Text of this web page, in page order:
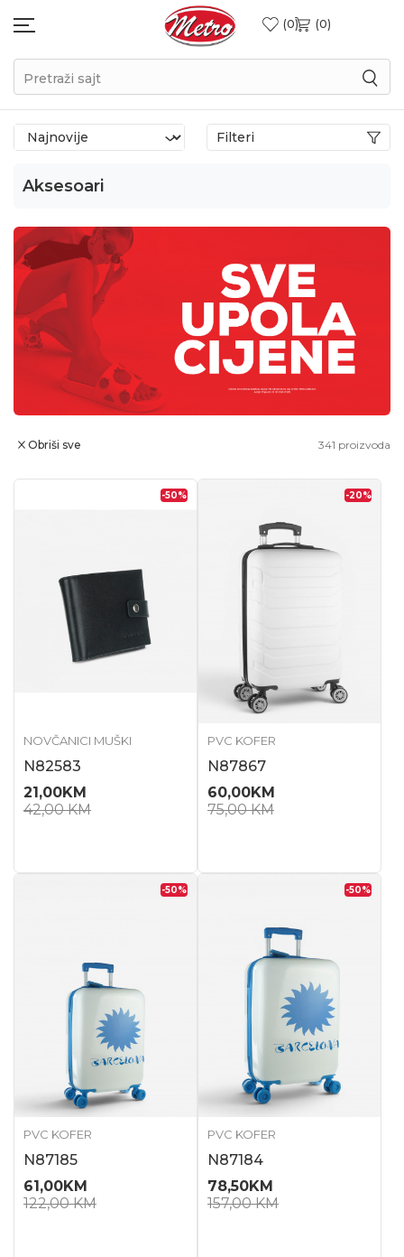
0 0
Pretraži sajt
Aksesoari
Filteri
341 proizvoda
Obriši sve
-50%
NOVČANICI MUŠKI
N82583
21,00KM
42,00KM
-20%
PVC KOFER
N87867
60,00KM
75,00KM
-50%
PVC KOFER
N87185
61,00KM
122,00KM
-50%
PVC KOFER
N87184
78,50KM
157,00KM